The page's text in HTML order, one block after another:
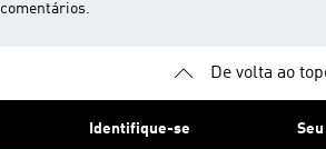
comentários.
De volta ao
Identifique-se